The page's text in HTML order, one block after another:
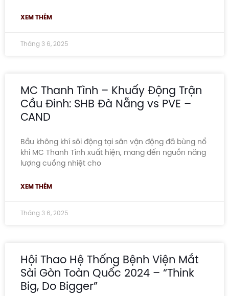
XEM THÊM
Tháng 3 6, 2025
MC Thanh Tình – Khuấy Động Trận
Cầu Đinh: SHB Đà Nẵng vs PVE –
CAND
Bầu không khí sôi động tại sân vận động đã bùng nổ
khi MC Thanh Tình xuất hiện, mang đến nguồn năng
lượng cuồng nhiệt cho
XEM THÊM
Tháng 3 6, 2025
Hội Thao Hệ Thống Bệnh Viện Mắt
Sài Gòn Toàn Quốc 2024 – “Think
Big, Do Bigger”